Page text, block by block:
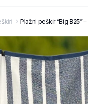
Plažni peškir “Big B25”